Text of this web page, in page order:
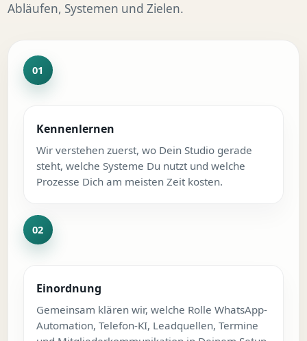
Abläufen, Systemen und Zielen.
Kennenlernen
Wir verstehen zuerst, wo Dein Studio gerade
steht, welche Systeme Du nutzt und welche
Prozesse Dich am meisten Zeit kosten.
Einordnung
Gemeinsam klären wir, welche Rolle WhatsApp-
Automation, Telefon-KI, Leadquellen, Termine